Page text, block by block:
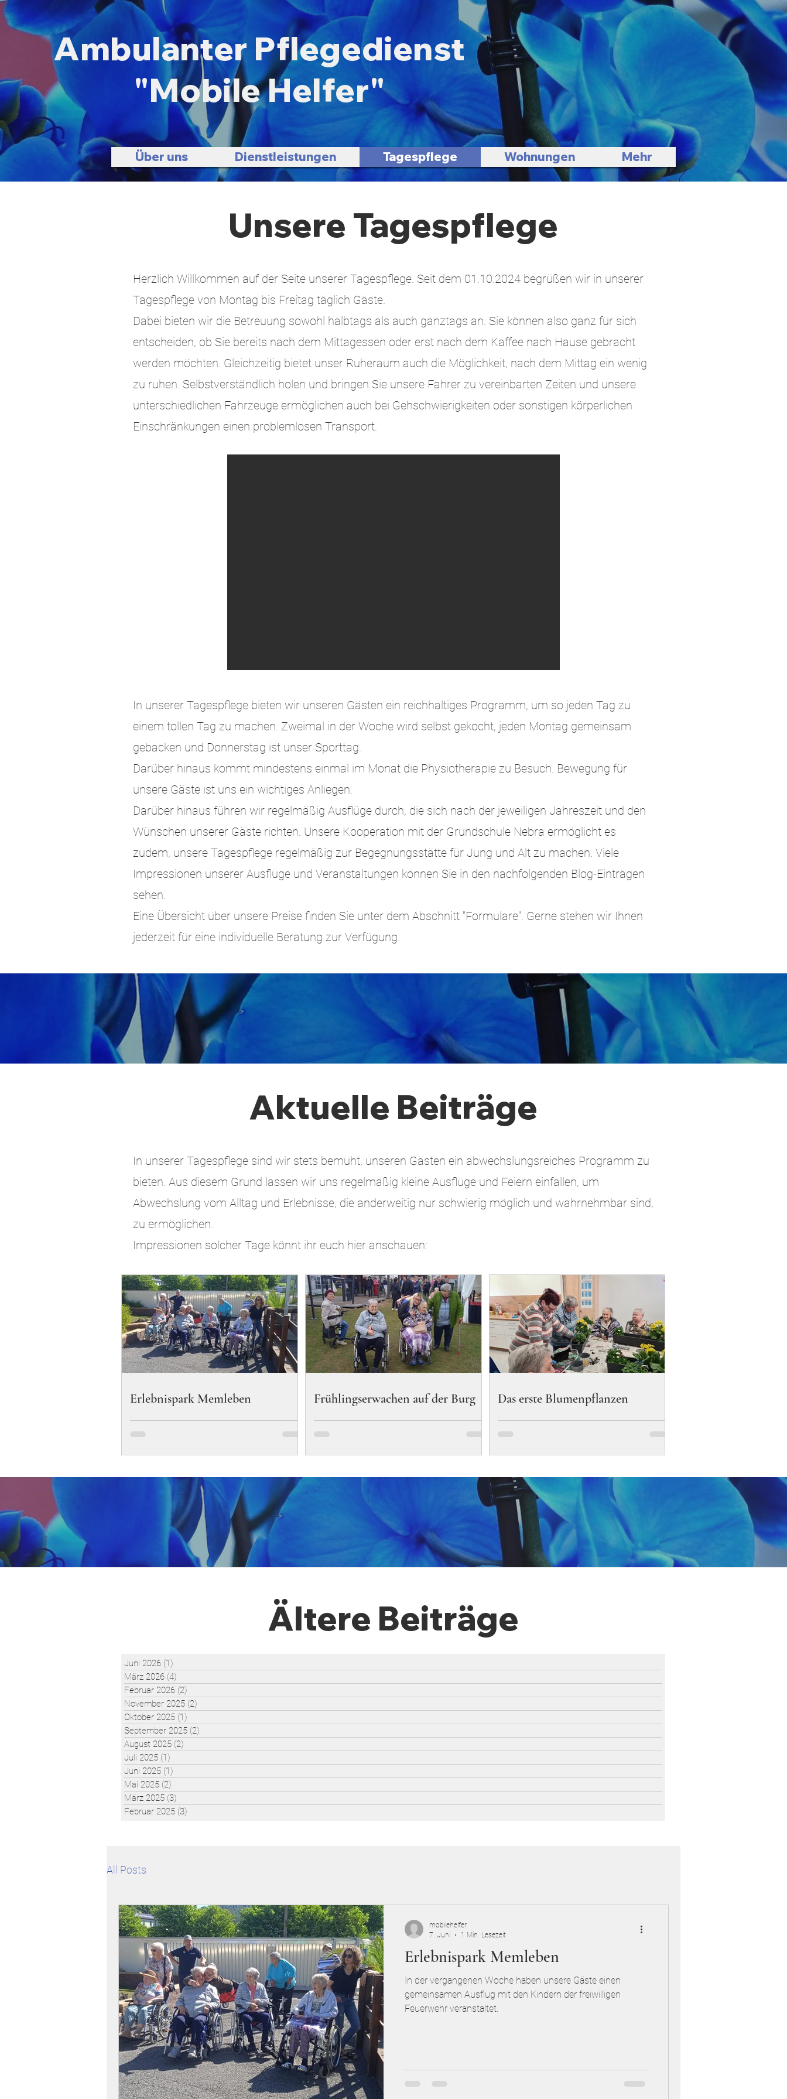
Ambulanter Pflegedienst
"Mobile Helfer"
Über uns Dienstleistungen Tagespflege Wohnungen Mehr
Unsere Tagespflege
Herzlich Willkommen auf der Seite unserer Tagespflege. Seit dem 01.10.2024 begrüßen wir in unserer
Tagespflege von Montag bis Freitag täglich Gäste.
Dabei bieten wir die Betreuung sowohl halbtags als auch ganztags an. Sie können also ganz für sich
entscheiden, ob Sie bereits nach dem Mittagessen oder erst nach dem Kaffee nach Hause gebracht
werden möchten. Gleichzeitig bietet unser Ruheraum auch die Möglichkeit, nach dem Mittag ein wenig
zu ruhen. Selbstverständlich holen und bringen Sie unsere Fahrer zu vereinbarten Zeiten und unsere
unterschiedlichen Fahrzeuge ermöglichen auch bei Gehschwierigkeiten oder sonstigen körperlichen
Einschränkungen einen problemlosen Transport.
In unserer Tagespflege bieten wir unseren Gästen ein reichhaltiges Programm, um so jeden Tag zu
einem tollen Tag zu machen. Zweimal in der Woche wird selbst gekocht, jeden Montag gemeinsam
gebacken und Donnerstag ist unser Sporttag.
Darüber hinaus kommt mindestens einmal im Monat die Physiotherapie zu Besuch. Bewegung für
unsere Gäste ist uns ein wichtiges Anliegen.
Darüber hinaus führen wir regelmäßig Ausflüge durch, die sich nach der jeweiligen Jahreszeit und den
Wünschen unserer Gäste richten. Unsere Kooperation mit der Grundschule Nebra ermöglicht es
zudem, unsere Tagespflege regelmäßig zur Begegnungsstätte für Jung und Alt zu machen. Viele
Impressionen unserer Ausflüge und Veranstaltungen können Sie in den nachfolgenden Blog-Einträgen
sehen.
Eine Übersicht über unsere Preise finden Sie unter dem Abschnitt "Formulare". Gerne stehen wir Ihnen
jederzeit für eine individuelle Beratung zur Verfügung.
Aktuelle Beiträge
In unserer Tagespflege sind wir stets bemüht, unseren Gästen ein abwechslungsreiches Programm zu
bieten. Aus diesem Grund lassen wir uns regelmäßig kleine Ausflüge und Feiern einfallen, um
Abwechslung vom Alltag und Erlebnisse, die anderweitig nur schwierig möglich und wahrnehmbar sind,
zu ermöglichen.
Impressionen solcher Tage könnt ihr euch hier anschauen:
Erlebnispark Memleben Frühlingserwachen auf der Burg Das erste Blumenpflanzen
Ältere Beiträge
Juni 2026 (1)
März 2026 (4)
Februar 2026 (2)
November 2025 (2)
Oktober 2025 (1)
September 2025 (2)
August 2025 (2)
Juli 2025 (1)
Juni 2025 (1)
Mai 2025 (2)
März 2025 (3)
Februar 2025 (3)
All Posts
Erlebnispark Memleben
In der vergangenen Woche haben unsere Gäste einen
gemeinsamen Ausflug mit den Kindern der freiwilligen
Feuerwehr veranstaltet.
mobilehelfer
7. Juni
1 Min. Lesezeit